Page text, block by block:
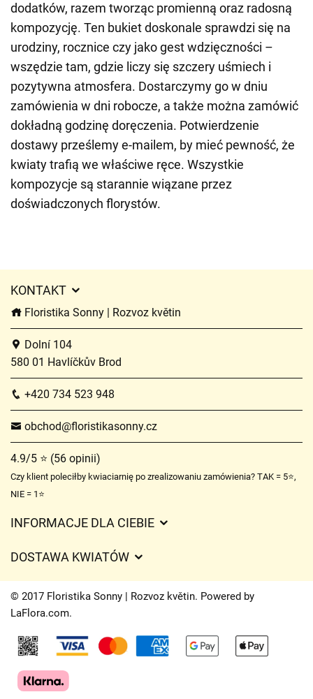
dodatków, razem tworząc promienną oraz radosną
kompozycję. Ten bukiet doskonale sprawdzi się na
urodziny, rocznice czy jako gest wdzięczności –
wszędzie tam, gdzie liczy się szczery uśmiech i
pozytywna atmosfera. Dostarczymy go w dniu
zamówienia w dni robocze, a także można zamówić
dokładną godzinę doręczenia. Potwierdzenie
dostawy prześlemy e-mailem, by mieć pewność, że
kwiaty trafią we właściwe ręce. Wszystkie
kompozycje są starannie wiązane przez
doświadczonych florystów.
KONTAKT
Floristika Sonny | Rozvoz květin
Dolní 104
580 01 Havlíčkův Brod
+420 734 523 948
obchod@floristikasonny.cz
4.9/5 ⭐ (56 opinii)
Czy klient poleciłby kwiaciarnię po zrealizowaniu zamówienia? TAK = 5⭐,
NIE = 1⭐
INFORMACJE DLA CIEBIE
Czasy dostawy kwiatów – przegląd możliwości
DOSTAWA KWIATÓW
Opłaty za dostawę
Gdzie dostarczamy kwiaty
Kontakt
© 2017 Floristika Sonny | Rozvoz květin. Powered by
LaFlora.com.